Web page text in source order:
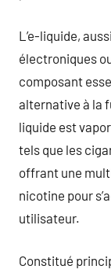
L’e-liquide,
électroniques
composant
alternative à la
liquide est
tels que les
offrant une
nicotine pour
utilisateur.
Constitué